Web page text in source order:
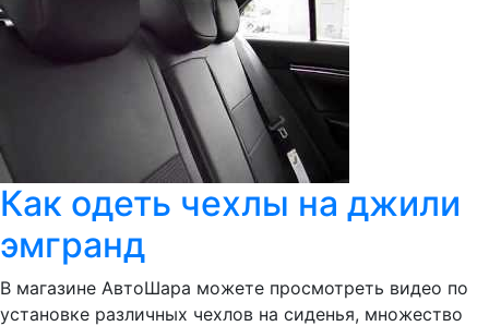
Как одеть чехлы на джили
эмгранд
В магазине АвтоШара можете просмотреть видео по
установке различных чехлов на сиденья, множество